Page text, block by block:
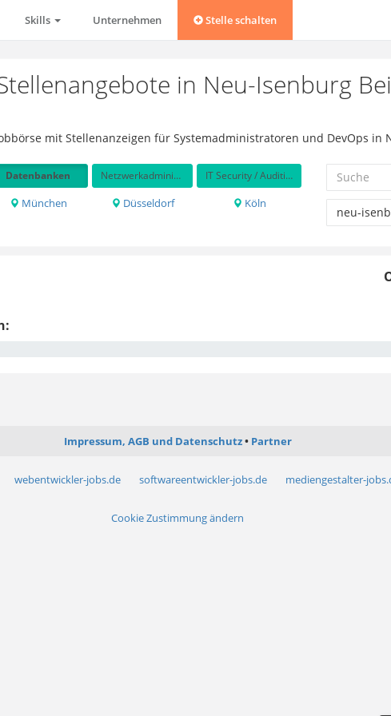
Skills Unternehmen Stelle schalten
in Neu-Isenburg
mit Stellenanzeigen für Systemadministratoren und DevOps in
Datenbanken Netzwerkadministration IT Security / Auditing
München Düsseldorf Köln
Impressum, AGB und Datenschutz Partner
webentwickler-jobs.de softwareentwickler-jobs.de mediengestalter-
Cookie Zustimmung ändern